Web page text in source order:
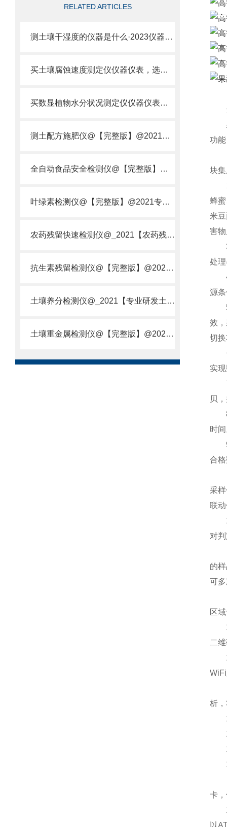
RELATED ARTICLES
测土壤干湿度的仪器是什么·2023仪器仪表·云唐土壤干湿度检测仪器设备
买土壤腐蚀速度测定仪仪器仪表，选【云唐新款】土壤腐蚀速度测定仪
买数显植物水分状况测定仪仪器仪表，就来山东云唐精品货源
测土配方施肥仪@【完整版】@2021专业测土配方施肥仪器仪表
全自动食品安全检测仪@【完整版】@2021专业全自动食品检测仪器仪表
叶绿素检测仪@【完整版】@2021专业叶绿素检测仪器仪表
农药残留快速检测仪@_2021【农药残留检测仪器仪表DE原理】
抗生素残留检测仪@【完整版】@2021专业抗生素残留检测仪器仪表
土壤养分检测仪@_2021【专业研发土壤养分快速检测仪器仪表厂】
土壤重金属检测仪@【完整版】@2021专业土壤重金属快速检测仪器仪表
果
功
块
蜂
米
害
3
处
4
源
5
效
切
6
实
7
贝
8
时
9
合
采
联
11
对
的
可
区
二
析
卡
16
以